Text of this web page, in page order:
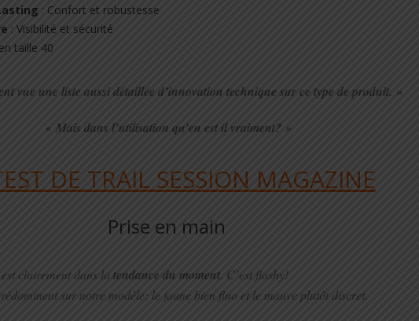
: Confort et robustesse
: Visibilité et sécurité
taille 40
vue une liste aussi détaillée d’innovation technique sur ce type de produit. »
« Mais dans l’utilisation qu’en est il vraiment? »
DE TRAIL SESSION MAGAZINE
Prise en main
clairement dans la tendance du moment. C’est flashy!
sur notre modèle: le jaune bien fluo et le mauve plutôt discret.